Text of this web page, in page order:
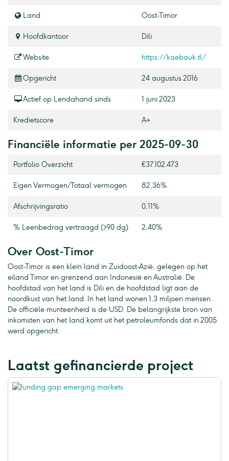
Land Oost-Timor
Hoofdkantoor Dili
Website https://kaebauk.tl/
Opgericht 24 augustus 2016
Actief op Lendahand sinds 1 juni 2023
Kredietscore A+
Financiële informatie per 2025-09-30
Portfolio Overzicht €37.102.473
Eigen Vermogen / Totaal vermogen 82,36%
Afschrijvingsratio 0,11%
% Leenbedrag vertraagd (>90 dg) 2,40%
Over Oost-Timor
Oost-Timor is een klein land in Zuidoost-Azië, gelegen op het
eiland Timor en grenzend aan Indonesië en Australië. De
hoofdstad van het land is Dili en de hoofdstad ligt aan de
noordkust van het land. In het land wonen 1,3 miljoen mensen.
De officiële munteenheid is de USD. De belangrijkste bron van
inkomsten van het land komt uit het petroleumfonds dat in 2005
werd opgericht.
Laatst gefinancierde project